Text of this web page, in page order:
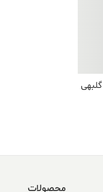
گلبهی
محصولات